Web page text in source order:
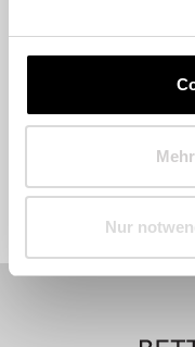
Nur
Fashion